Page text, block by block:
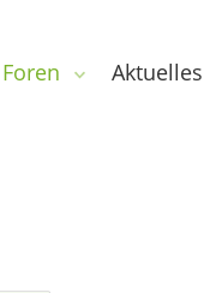
Foren Aktuelles